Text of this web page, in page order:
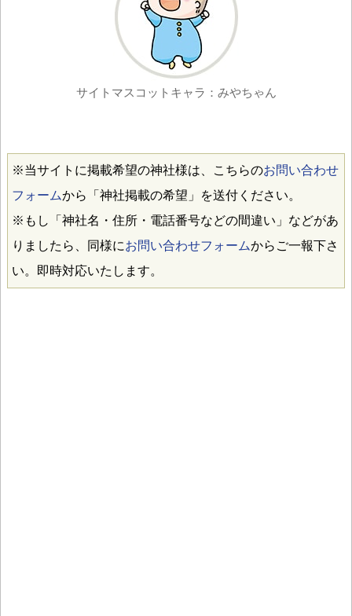
サイトマスコットキャラ：みやちゃん
※当サイトに掲載希望の神社様は、こちらのお問い合わせ
フォームから「神社掲載の希望」を送付ください。
※もし「神社名・住所・電話番号などの間違い」などがあ
りましたら、同様にお問い合わせフォームからご一報下さ
い。即時対応いたします。